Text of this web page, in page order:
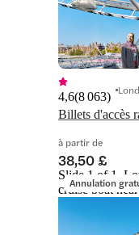
Billets d'accès
4,6(8 063)
à partir de
38,50 £
Annulation
Slide 1 of 1,
cruise boat